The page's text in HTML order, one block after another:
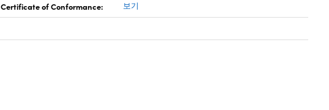
Certificate of Conformance: 보기